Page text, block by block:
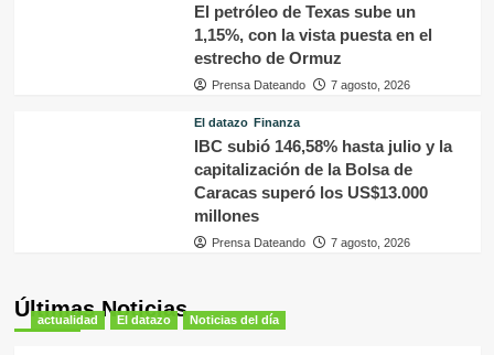
El petróleo de Texas sube un
1,15%, con la vista puesta en el
estrecho de Ormuz
Prensa Dateando 7 agosto, 2026
El datazo Finanza
IBC subió 146,58% hasta julio y la
capitalización de la Bolsa de
Caracas superó los US$13.000
millones
Prensa Dateando 7 agosto, 2026
Últimas Noticias
actualidad El datazo Noticias del día